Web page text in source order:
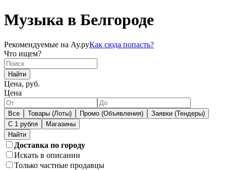
Музыка в Белгороде
Рекомендуемые на Ау.руКак сюда попасть?
Что ищем?
Найти
Цена, руб.
Цена
Все Товары (Лоты) Промо (Объявления)
Заявки (Тендеры)
С 1 рубля
Магазины
Доставка по городу
Искать в описании
Только частные продавцы